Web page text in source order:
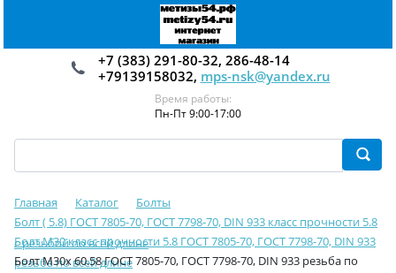
+7 (383) 291-80-32, 286-48-14
+79139158032, mps-nsk@yandex.ru
Время работы:
Пн-Пт 9:00-17:00
Главная Каталог
Болты
Болт ( 5.8) ГОСТ 7805-70, ГОСТ 7798-70, DIN 933 класс прочности 5.8
с резьбой по всей длине
Болт М30 класс прочности 5.8 ГОСТ 7805-70, ГОСТ 7798-70, DIN 933
резьба по всей длине
Болт М30х 60.58 ГОСТ 7805-70, ГОСТ 7798-70, DIN 933 резьба по